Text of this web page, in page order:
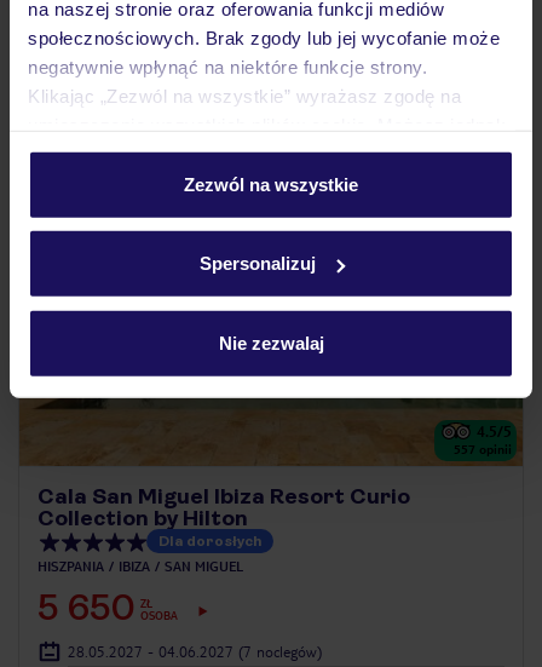
na naszej stronie oraz oferowania funkcji mediów
społecznościowych. Brak zgody lub jej wycofanie może
negatywnie wpłynąć na niektóre funkcje strony.
Klikając „Zezwól na wszystkie” wyrażasz zgodę na
personalizować swój wybór wchodząc w zakładkę
Szczegółowe informacje o plikach cookie znajdziesz
Zezwól na wszystkie
Spersonalizuj
Nie zezwalaj
25.09.2026 - 02.10.2026 (7 noclegów)
Warszawa-Chopina (13:50)
Dwa posiłki
4.5/5
557 opinii
Cala San Miguel Ibiza Resort Curio
Collection by Hilton
Dla dorosłych
HISZPANIA IBIZA SAN MIGUEL
5 650 ZŁ
OSOBA
28.05.2027 - 04.06.2027 (7 noclegów)